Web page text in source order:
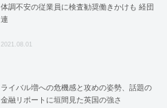
体調不安の従業員に検査勧奨働きかけも 経団
連
2021.08.01
ライバル増への危機感と攻めの姿勢、話題の
金融リポートに垣間見た英国の強さ